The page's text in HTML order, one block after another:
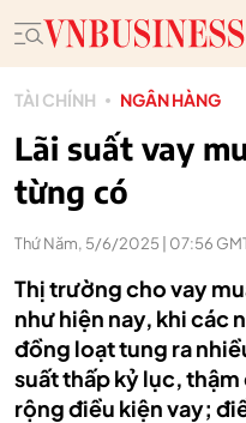
TÀI CHÍNH NGÂN HÀNG
Lãi suất vay
từng có
Thứ Năm, 5/6/2025 | 07:56
Thị trường cho vay
như hiện nay, khi các
đồng loạt tung ra
suất thấp kỷ lục,
rộng điều kiện vay;